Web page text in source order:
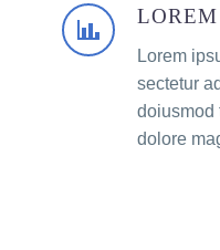
Lorem
sectetur
doiusmod
dolore